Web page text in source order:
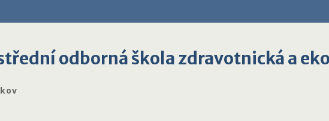
odborná škola zdravotnická a